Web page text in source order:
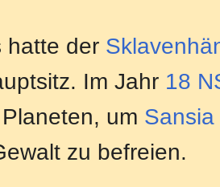
hatte der
Im Jahr 18
um
zu befreien.